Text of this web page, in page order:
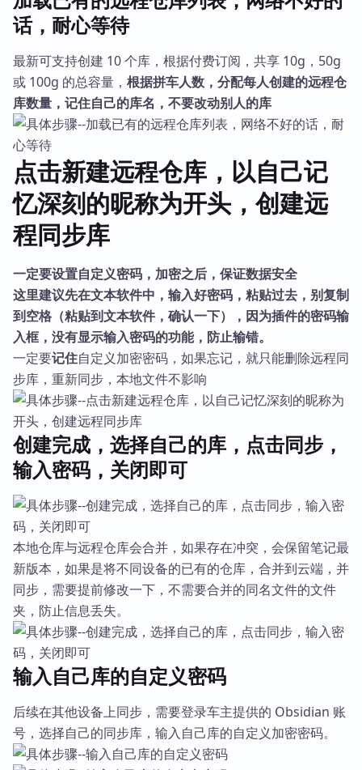
话，耐心等待
最新可支持创建 10 个库，根据付费订阅，共享 10g，50g
或 100g 的总容量， 根据拼车人数，分配每人创建的远程仓
库数量，记住自己的库名，不要改动别人的库
点击新建远程仓库，以自己记
忆深刻的昵称为开头，创建远
程同步库
一定要设置自定义密码，加密之后，保证数据安全
这里建议先在文本软件中，输入好密码，粘贴过去，别复制
到空格（粘贴到文本软件，确认一下），因为插件的密码输
入框，没有显示输入密码的功能，防止输错。
一定要记住自定义加密密码，如果忘记，就只能删除远程同
步库，重新同步，本地文件不影响
创建完成，选择自己的库，点击同步，
输入密码，关闭即可
本地仓库与远程仓库会合并，如果存在冲突，会保留笔记最
新版本，如果是将不同设备的已有的仓库，合并到云端，并
同步，需要提前修改一下，不需要合并的同名文件的文件
夹，防止信息丢失。
输入自己库的自定义密码
后续在其他设备上同步，需要登录车主提供的 Obsidian 账
号，选择自己的同步库，输入自己库的自定义加密密码。